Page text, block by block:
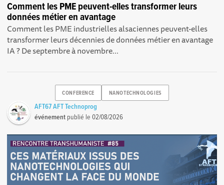
Comment les PME peuvent-elles transformer leurs
données métier en avantage
Comment les PME industrielles alsaciennes peuvent-elles
transformer leurs décennies de données métier en avantage
IA ? De septembre à novembre...
CONFERENCE NANOTECHNOLOGIES
AFT67 AFT Technoprog
événement publié le02/08/2026